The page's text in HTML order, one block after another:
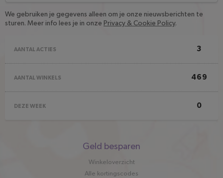
We gebruiken je gegevens alleen om je onze nieuwsberichten te
sturen. Meer info lees je in onze Privacy & Cookie Policy.
AANTAL ACTIES 3
AANTAL WINKELS 469
DEZE WEEK 0
Geld besparen
Winkeloverzicht
Alle kortingscodes